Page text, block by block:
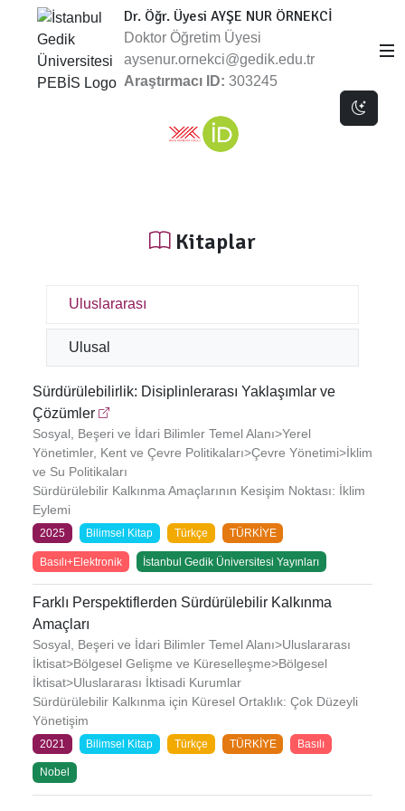
Dark
Dr. Öğr. Üyesi AYŞE NUR ÖRNEKCİ
Doktor Öğretim Üyesi
aysenur.ornekci@gedik.edu.tr
Araştırmacı ID: 303245
Kitaplar
Uluslararası
Ulusal
Sürdürülebilirlik: Disiplinlerarası Yaklaşımlar ve
Çözümler
Sosyal, Beşeri ve İdari Bilimler Temel Alanı>Yerel
Yönetimler, Kent ve Çevre Politikaları>Çevre Yönetimi>İklim
ve Su Politikaları
Sürdürülebilir Kalkınma Amaçlarının Kesişim Noktası: İklim
Eylemi
2025 Bilimsel Kitap Türkçe TÜRKİYE
Basılı+Elektronik İstanbul Gedik Üniversitesi Yayınları
Farklı Perspektiflerden Sürdürülebilir Kalkınma
Amaçları
Sosyal, Beşeri ve İdari Bilimler Temel Alanı>Uluslararası
İktisat>Bölgesel Gelişme ve Küreselleşme>Bölgesel
İktisat>Uluslararası İktisadi Kurumlar
Sürdürülebilir Kalkınma için Küresel Ortaklık: Çok Düzeyli
Yönetişim
2021 Bilimsel Kitap Türkçe TÜRKİYE Basılı
Nobel